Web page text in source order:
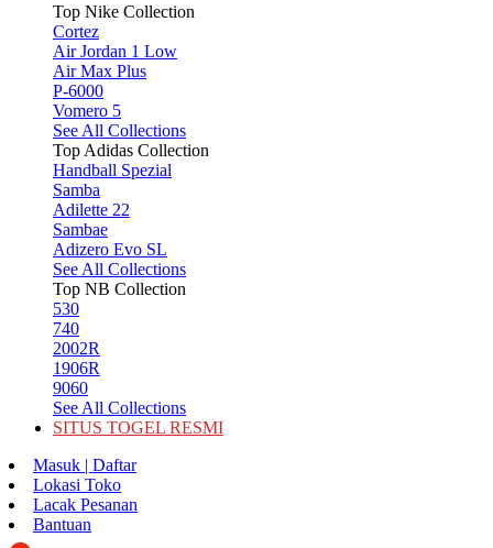
Top Nike Collection
Cortez
Air Jordan 1 Low
Air Max Plus
P-6000
Vomero 5
See All Collections
Top Adidas Collection
Handball Spezial
Samba
Adilette 22
Sambae
Adizero Evo SL
See All Collections
Top NB Collection
530
740
2002R
1906R
9060
See All Collections
SITUS TOGEL RESMI
Masuk | Daftar
Lokasi Toko
Lacak Pesanan
Bantuan